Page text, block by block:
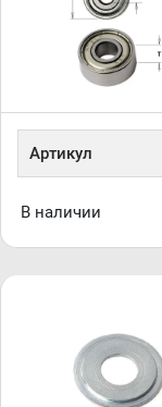
Артикул
В наличии